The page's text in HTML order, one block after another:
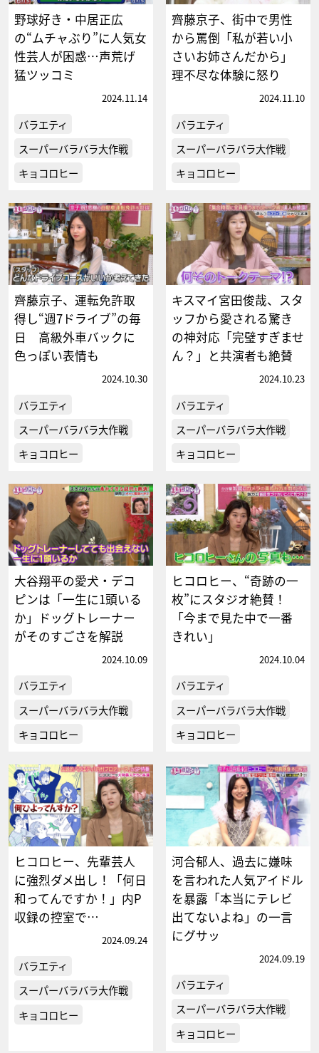
野球好き・中居正広
の“ムチャぶり”に人気女
性芸人が困惑…声荒げ
猛ツッコミ
2024.11.14
バラエティ
スーパーバラバラ大作戦
キョコロヒー
齊藤京子、街中で男性
から罵倒「私が若い小
さいお姉さんだから」
理不尽な体験に怒り
2024.11.10
バラエティ
スーパーバラバラ大作戦
キョコロヒー
齊藤京子、運転免許取
得し“週7ドライブ”の毎
日 高級外車バックに
色っぽい表情も
2024.10.30
バラエティ
スーパーバラバラ大作戦
キョコロヒー
キスマイ宮田俊哉、スタ
ッフから愛される驚き
の神対応「完璧すぎませ
ん？」と共演者も絶賛
2024.10.23
バラエティ
スーパーバラバラ大作戦
キョコロヒー
大谷翔平の愛犬・デコ
ピンは「一生に1頭いる
か」ドッグトレーナー
がそのすごさを解説
2024.10.09
バラエティ
スーパーバラバラ大作戦
キョコロヒー
ヒコロヒー、“奇跡の一
枚”にスタジオ絶賛！
「今まで見た中で一番
きれい」
2024.10.04
バラエティ
スーパーバラバラ大作戦
キョコロヒー
ヒコロヒー、先輩芸人
に強烈ダメ出し！「何日
和ってんですか！」内P
収録の控室で…
2024.09.24
バラエティ
スーパーバラバラ大作戦
キョコロヒー
河合郁人、過去に嫌味
を言われた人気アイドル
を暴露「本当にテレビ
出てないよね」の一言
にグサッ
2024.09.19
バラエティ
スーパーバラバラ大作戦
キョコロヒー